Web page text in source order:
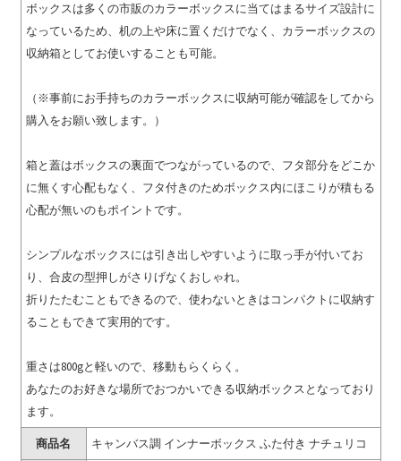
ボックスは多くの市販のカラーボックスに当てはまるサイズ設計に
なっているため、机の上や床に置くだけでなく、カラーボックスの
収納箱としてお使いすることも可能。
（※事前にお手持ちのカラーボックスに収納可能が確認をしてから
購入をお願い致します。）
箱と蓋はボックスの裏面でつながっているので、フタ部分をどこか
に無くす心配もなく、フタ付きのためボックス内にほこりが積もる
心配が無いのもポイントです。
シンプルなボックスには引き出しやすいように取っ手が付いてお
り、合皮の型押しがさりげなくおしゃれ。
折りたたむこともできるので、使わないときはコンパクトに収納す
ることもできて実用的です。
重さは800gと軽いので、移動もらくらく。
あなたのお好きな場所でおつかいできる収納ボックスとなっており
ます。
商品名 キャンバス調 インナーボックス ふた付き ナチュリコ